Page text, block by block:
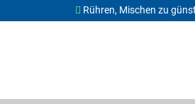
Rühren, Mischen zu